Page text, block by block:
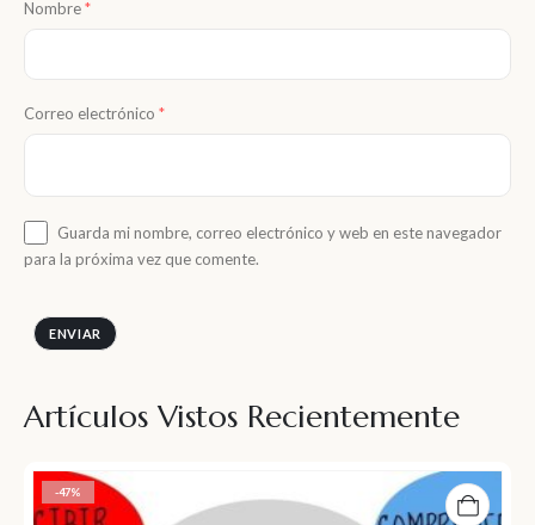
Nombre*
Correo electrónico *
Guarda mi nombre, correo electrónico y web en este navegador
para la próxima vez que comente.
Artículos Vistos Recientemente
-47%